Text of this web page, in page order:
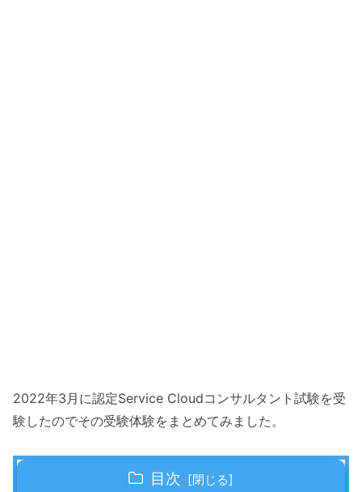
2022年3月に認定Service Cloudコンサルタント試験を受
験したのでその受験体験をまとめてみました。
目次